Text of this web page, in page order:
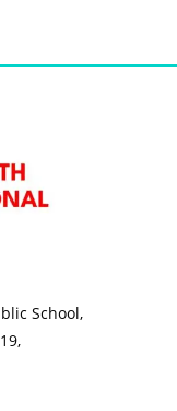
School,